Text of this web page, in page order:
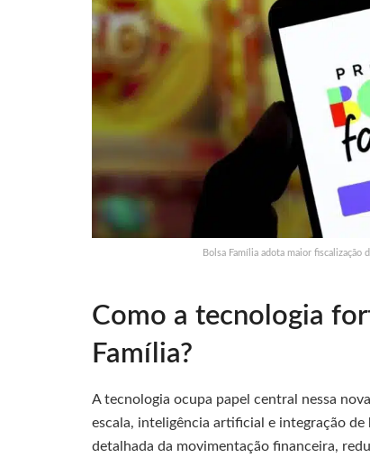
Bolsa Família adota maior
Como a tecnologia
Família?
A tecnologia ocupa papel central nessa
escala, inteligência artificial e integração
detalhada da movimentação financeira,